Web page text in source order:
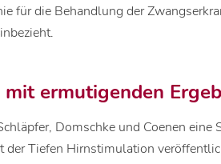
für die Behandlung der
ermutigenden
Domschke und Coenen eine
der Tiefen Hirnstimulation